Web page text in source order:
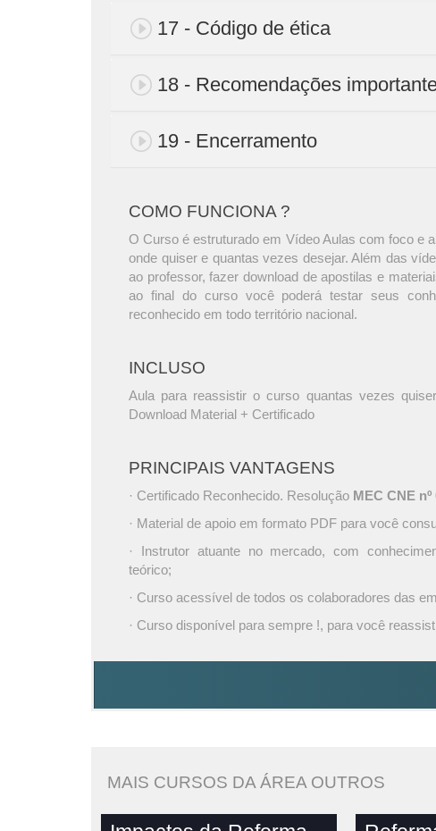
17 - Código de ética
18 - Recomendações
19 - Encerramento
COMO FUNCIONA ?
O Curso é estruturado em Vídeo Aulas com foco e
onde quiser e quantas vezes desejar. Além das
ao professor, fazer download de apostilas e
ao final do curso você poderá testar seus
reconhecido em todo território nacional.
INCLUSO
Aula para reassistir o curso quantas vezes
Download Material + Certificado
PRINCIPAIS VANTAGENS
· Certificado Reconhecido. Resolução MEC CNE nº
· Material de apoio em formato PDF para você
· Instrutor atuante no mercado, com
teórico;
· Curso acessível de todos os colaboradores das
· Curso disponível para sempre !, para você
MAIS CURSOS DA ÁREA OUTROS